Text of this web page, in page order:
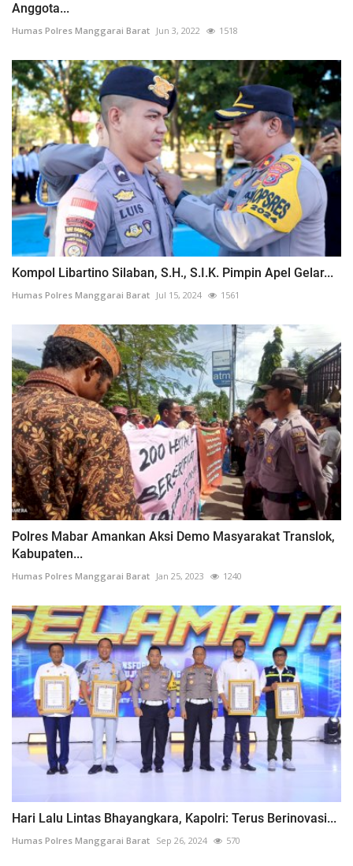
Anggota...
Humas Polres Manggarai Barat Jun 3, 2022 1518
Kompol Libartino Silaban, S.H., S.I.K. Pimpin Apel Gelar...
Humas Polres Manggarai Barat Jul 15, 2024 1561
Polres Mabar Amankan Aksi Demo Masyarakat Translok,
Kabupaten...
Humas Polres Manggarai Barat Jan 25, 2023 1240
Hari Lalu Lintas Bhayangkara, Kapolri: Terus Berinovasi...
Humas Polres Manggarai Barat Sep 26, 2024 570